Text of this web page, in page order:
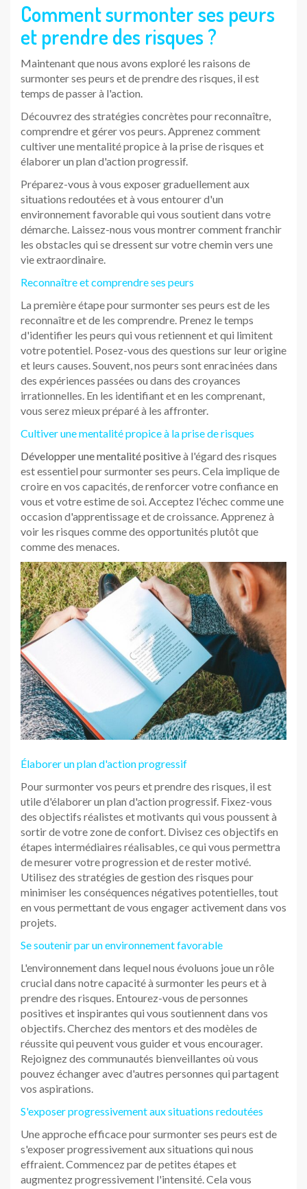
Comment surmonter ses peurs
et prendre des risques ?
Maintenant que nous avons exploré les raisons de
surmonter ses peurs et de prendre des risques, il est
temps de passer à l'action.
Découvrez des stratégies concrètes pour reconnaître,
comprendre et gérer vos peurs. Apprenez comment
cultiver une mentalité propice à la prise de risques et
élaborer un plan d'action progressif.
Préparez-vous à vous exposer graduellement aux
situations redoutées et à vous entourer d'un
environnement favorable qui vous soutient dans votre
démarche. Laissez-nous vous montrer comment franchir
les obstacles qui se dressent sur votre chemin vers une
vie extraordinaire.
Reconnaître et comprendre ses peurs
La première étape pour surmonter ses peurs est de les
reconnaître et de les comprendre. Prenez le temps
d'identifier les peurs qui vous retiennent et qui limitent
votre potentiel. Posez-vous des questions sur leur origine
et leurs causes. Souvent, nos peurs sont enracinées dans
des expériences passées ou dans des croyances
irrationnelles. En les identifiant et en les comprenant,
vous serez mieux préparé à les affronter.
Cultiver une mentalité propice à la prise de risques
Développer une mentalité positiveà l'égard des risques
est essentiel pour surmonter ses peurs. Cela implique de
croire en vos capacités, de renforcer votre confiance en
vous et votre estime de soi. Acceptez l'échec comme une
occasion d'apprentissage et de croissance. Apprenez à
voir les risques comme des opportunités plutôt que
comme des menaces.
Élaborer un plan d'action progressif
Pour surmonter vos peurs et prendre des risques, il est
utile d'élaborer un plan d'action progressif. Fixez-vous
des objectifs réalistes et motivants qui vous poussent à
sortir de votre zone de confort. Divisez ces objectifs en
étapes intermédiaires réalisables, ce qui vous permettra
de mesurer votre progression et de rester motivé.
Utilisez des stratégies de gestion des risques pour
minimiser les conséquences négatives potentielles, tout
en vous permettant de vous engager activement dans vos
projets.
Se soutenir par un environnement favorable
L'environnement dans lequel nous évoluons joue un rôle
crucial dans notre capacité à surmonter les peurs et à
prendre des risques. Entourez-vous de personnes
positives et inspirantes qui vous soutiennent dans vos
objectifs. Cherchez des mentors et des modèles de
réussite qui peuvent vous guider et vous encourager.
Rejoignez des communautés bienveillantes où vous
pouvez échanger avec d'autres personnes qui partagent
vos aspirations.
S'exposer progressivement aux situations redoutées
Une approche efficace pour surmonter ses peurs est de
s'exposer progressivement aux situations qui nous
effraient. Commencez par de petites étapes et
augmentez progressivement l'intensité. Cela vous